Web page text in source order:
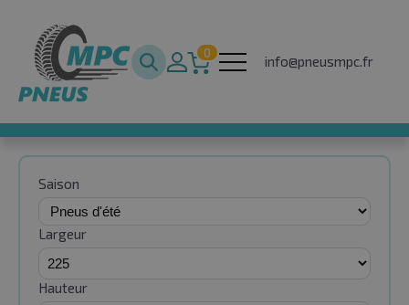
0
info@pneusmpc.fr
Saison
Largeur
Hauteur